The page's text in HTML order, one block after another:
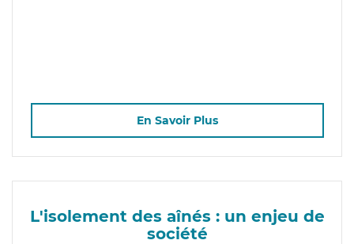
En Savoir Plus
L'isolement des aînés : un enjeu de
société